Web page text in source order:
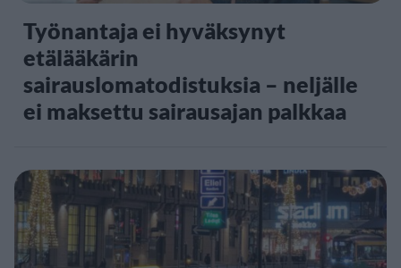
Työnantaja ei hyväksynyt
etälääkärin
sairauslomatodistuksia – neljälle
ei maksettu sairausajan palkkaa